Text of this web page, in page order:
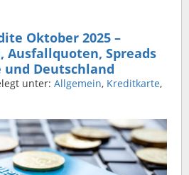
Oktober 2025 –
Ausfallquoten, Spreads
und Deutschland
unter: Allgemein, Kreditkarte,